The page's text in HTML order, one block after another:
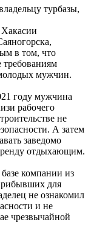
в том, что
требованиям
молодых мужчин.
году мужчина
рабочего
не
А затем
заведомо
отдыхающим.
компании из
для
не ознакомил
и не
чрезвычайной